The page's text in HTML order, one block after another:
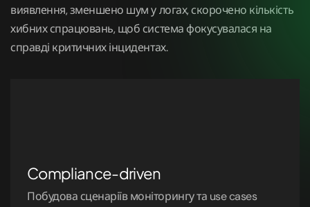
виявлення, зменшено шум у логах, скорочено кількість
хибних спрацювань, щоб система фокусувалася на
справді критичних інцидентах.
Compliance-driven
Побудова сценаріїв моніторингу та use cases